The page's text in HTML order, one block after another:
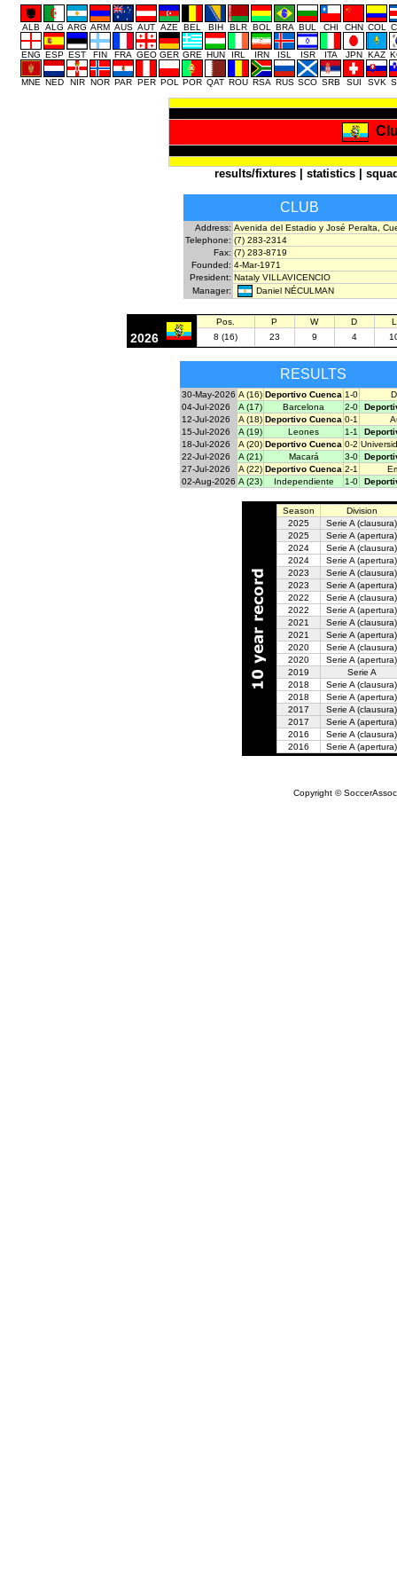
ALB ALG ARG ARM AUS AUT AZE BEL BIH BLR BOL BRA BUL CHI CHN COL
ENG ESP EST FIN FRA GEO GER GRE HUN IRL IRN ISL ISR ITA JPN KAZ
MNE NED NIR NOR PAR PER POL POR QAT ROU RSA RUS SCO SRB SUI SVK
results/fixtures| statistics|
CLUB
Address: Avenida del Estadio y José Peralta,
Telephone: (7) 283-2314
Fax: (7) 283-8719
Founded: 4-Mar-1971
President: Nataly VILLAVICENCIO
Manager:
Daniel NÉCULMAN
2026
Pos. P W D
L
8 (16)
23 9 4
RESULTS
30-May-2026 A (16) Deportivo Cuenca 1-0
04-Jul-2026
A (17) Barcelona 2-0
12-Jul-2026
A (18) Deportivo Cuenca 0-1
15-Jul-2026
A (19) Leones 1-1
18-Jul-2026
A (20) Deportivo Cuenca 0-2
22-Jul-2026
A (21) Macará 3-0
27-Jul-2026
A (22) Deportivo Cuenca 2-1
02-Aug-2026 A (23) Independiente 1-0
Season
Division
2025
Serie A(clausura)
2025
Serie A(apertura)
2024
Serie A(clausura)
2024
Serie A(apertura)
2023
Serie A(clausura)
2023
Serie A(apertura)
2022
Serie A(clausura)
2022
Serie A(apertura)
2021
Serie A(clausura)
2021
Serie A(apertura)
2020
Serie A(clausura)
2020
Serie A(apertura)
2019
Serie A
2018
Serie A(clausura)
2018
Serie A(apertura)
2017
Serie A(clausura)
2017
Serie A(apertura)
2016
Serie A(clausura)
2016
Serie A(apertura)
Copyright ©